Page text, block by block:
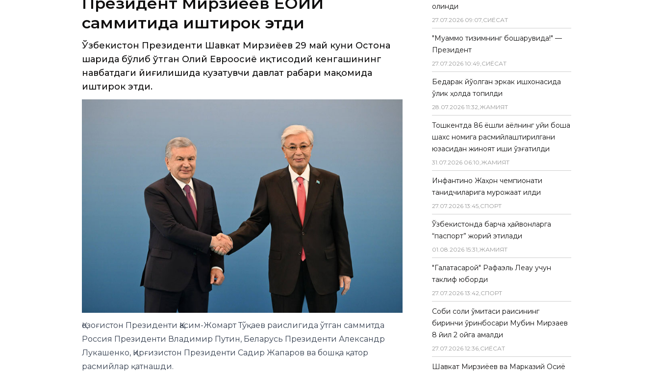
Ўзбекистон Президенти Шавкат Мирзиёев 29 май куни Остона
шаҳрида бўлиб ўтган Олий Евроосиё иқтисодий кенгашининг
навбатдаги йиғилишида кузатувчи давлат раҳбари мақомида
иштирок этди.
Қозоғистон Президенти Қасим-Жомарт Тўқаев раислигида ўтган саммитда
Россия Президенти Владимир Путин, Беларусь Президенти Александр
Лукашенко, Қирғизистон Президенти Садир Жапаров ва бошқа қатор
расмийлар қатнашди.
Йиғилишда кўп томонлама савдо-иқтисодий ҳамкорликни кенгайтириш,
саноат кооперациясини ривожлантириш ва қўшма дастурларни амалга
ошириш масалалари муҳокама қилинди.
олинди
27.07.2026 09:07,СИËСАТ
"Муаммо тизимнинг бошқарувида!" —
Президент
27.07.2026 10:49,СИËСАТ
Бедарак йўқолган эркак ишхонасида
ўлик ҳолда топилди
28.07.2026 11:32,ЖАМИЯТ
Тошкентда 86 ёшли аёлнинг уйи бошқа
шахс номига расмийлаштирилгани
юзасидан жиноят иши қўзғатилди
31.07.2026 06:10,ЖАМИЯТ
Инфантино Жаҳон чемпионати
танқидчиларига мурожаат қилди
27.07.2026 13:45,СПОРТ
Ўзбекистонда барча ҳайвонларга
“паспорт” жорий этилади
01.08.2026 15:31,ЖАМИЯТ
"Галатасарой" Рафаэль Леау учун
таклиф юборди
27.07.2026 13:42,СПОРТ
Собиқ солиқ қўмитаси раисининг
биринчи ўринбосари Мубин Мирзаев
8 йил 2 ойга қамалди
27.07.2026 12:36,СИËСАТ
Шавкат Мирзиёев ва Марказий Осиё